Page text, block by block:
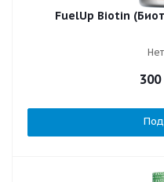
FuelUp Biotin
300